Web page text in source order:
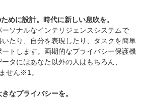
に設計。時代に新しい息吹を。
ソナルなインテリジェンスシステムで
たり、自分を表現したり、タスクを簡単
トします。画期的なプライバシー保護機
タにはあなた以外の人はもちろん、
せん※1。
なプライバシーを。